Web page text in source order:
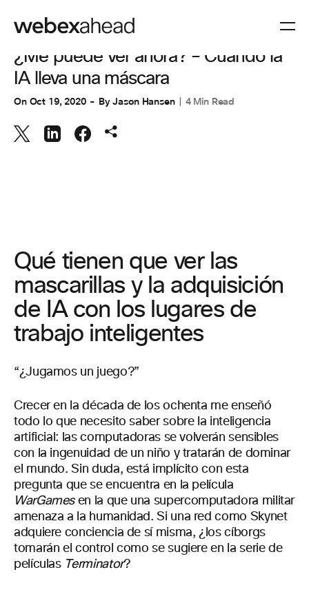
COLABORACIÓN, ESPACIOS DE TRABAJO
¿Me puede ver ahora? – Cuando la
IA lleva una máscara
On Oct 19, 2020 ByJason Hansen 4 Min Read
Qué tienen que ver las
mascarillas y la adquisición
de IA con los lugares de
trabajo inteligentes
“¿Jugamos un juego?”
Crecer en la década de los ochenta me enseñó
todo lo que necesito saber sobre la inteligencia
artificial: las computadoras se volverán sensibles
con la ingenuidad de un niño y tratarán de dominar
el mundo. Sin duda, está implícito con esta
pregunta que se encuentra en la película
WarGamesen la que una supercomputadora militar
amenaza a la humanidad. Si una red como Skynet
adquiere conciencia de sí misma, ¿los cíborgs
tomarán el control como se sugiere en la serie de
películas Terminator?